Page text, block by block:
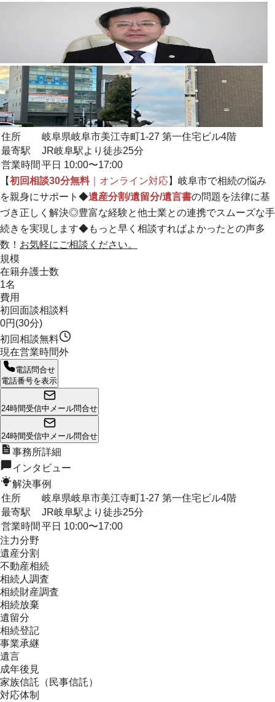
住所
岐阜県岐阜市美江寺町1-27 第一住宅ビル4階
最寄駅
JR岐阜駅より徒歩25分
営業時間 平日 10:00〜17:00
【初回相談30分無料｜オンライン対応】岐阜市で相続の悩み
を親身にサポート◆遺産分割/遺留分/遺言書の問題を法律に基
づき正しく解決◎豊富な経験と他士業との連携でスムーズな手
続きを実現します◆もっと早く相談すればよかったとの声多
数！ お気軽にご相談ください。
規模
在籍弁護士数
1名
費用
初回面談相談料
0円(30分)
初回相談無料
現在営業時間外
電話問合せ
電話番号を表示
24時間受信中 メール問合せ
24時間受信中 メール問合せ
事務所詳細
インタビュー
解決事例
住所
岐阜県岐阜市美江寺町1-27 第一住宅ビル4階
最寄駅
JR岐阜駅より徒歩25分
営業時間 平日 10:00〜17:00
注力分野
遺産分割
不動産相続
相続人調査
相続財産調査
相続放棄
遺留分
相続登記
事業承継
遺言
成年後見
家族信託（民事信託）
対応体制